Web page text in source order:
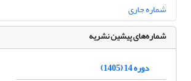
شماره جاری
شماره‌های پیشین نشریه
دوره 14 (1405)